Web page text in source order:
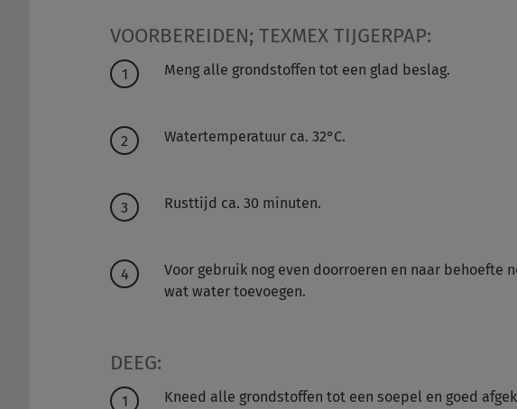
VOORBEREIDEN; TEXMEX TIJGERPAP:
Meng alle grondstoffen tot een glad beslag.
Watertemperatuur ca. 32°C.
Rusttijd ca. 30 minuten.
Voor gebruik nog even doorroeren en naar behoefte
wat water toevoegen.
DEEG:
Kneed alle grondstoffen tot een soepel en goed